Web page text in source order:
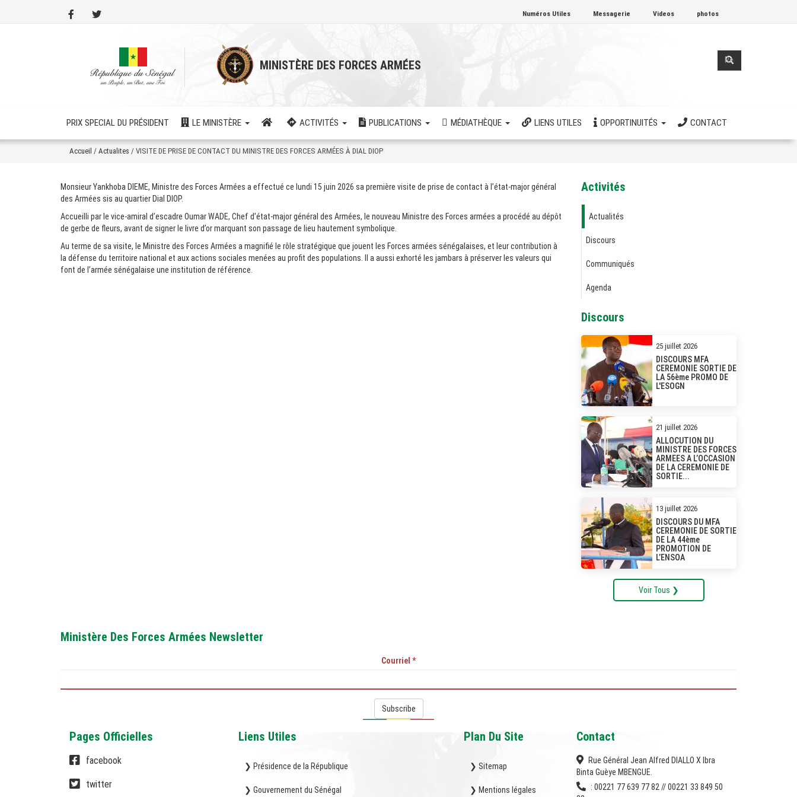
Numéros Utiles Messagerie Videos photos
MINISTÈRE DES FORCES ARMÉES
PRIX SPECIAL DU PRÉSIDENT LE MINISTÈRE ACTIVITÉS PUBLICATIONS MÉDIATHÈQUE LIENS UTILES OPPORTINUITÉS CONTACT
Accueil / Actualites / VISITE DE PRISE DE CONTACT DU MINISTRE DES FORCES ARMÉES À DIAL DIOP
Monsieur Yankhoba DIEME, Ministre des Forces Armées a effectué ce lundi 15 juin 2026 sa première visite de prise de contact à l’état-major général
des Armées sis au quartier Dial DIOP.
Accueilli par le vice-amiral d’escadre Oumar WADE, Chef d’état-major général des Armées, le nouveau Ministre des Forces armées a procédé au dépôt
de gerbe de fleurs, avant de signer le livre d’or marquant son passage de lieu hautement symbolique.
Au terme de sa visite, le Ministre des Forces Armées a magnifié le rôle stratégique que jouent les Forces armées sénégalaises, et leur contribution à
la défense du territoire national et aux actions sociales menées au profit des populations. Il a aussi exhorté les jambars à préserver les valeurs qui
font de l’armée sénégalaise une institution de référence.
Activités
Actualités
Discours
Communiqués
Agenda
Discours
25 juillet 2026
DISCOURS MFA
CEREMONIE SORTIE DE
LA 56ème PROMO DE
L'ESOGN
21 juillet 2026
ALLOCUTION DU
MINISTRE DES FORCES
ARMEES A L’OCCASION
DE LA CEREMONIE DE
SORTIE...
13 juillet 2026
DISCOURS DU MFA
CEREMONIE DE SORTIE
DE LA 44ème
PROMOTION DE
L’ENSOA
Voir Tous ❯
Ministère Des Forces Armées Newsletter
Courriel *
Subscribe
Pages Officielles
facebook
twitter
Liens Utiles
❯ Présidence de la République
❯ Gouvernement du Sénégal
Plan Du Site
❯ Sitemap
❯ Mentions légales
Contact
Rue Général Jean Alfred DIALLO X Ibra
Binta Guèye MBENGUE.
: 00221 77 639 77 82 // 00221 33 849 50